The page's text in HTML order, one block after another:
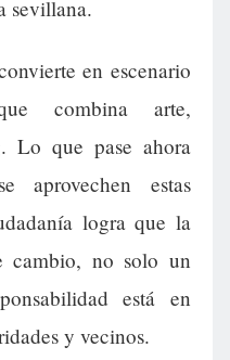
sevillana.
en escenario
combina arte,
Lo que pase ahora
aprovechen estas
logra que la
cambio, no solo un
está en
y vecinos.